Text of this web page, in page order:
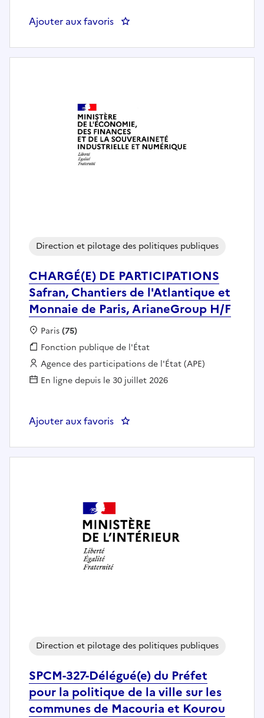
Ajouter aux favoris : Chef du bureau des affaires
CHARGÉ(E) DE PARTICIPATIONS
Safran, Chantiers de l'Atlantique et
Monnaie de Paris, ArianeGroup H/F
Direction et pilotage des politiques publiques
Localisation :
Paris(75)
Fonction publique :
Fonction publique de l'État
Employeur :
Agence des participations de l'État (APE)
En ligne depuis le 30 juillet 2026
Ajouter aux favoris : CHARGÉ(E) DE
SPCM-327-Délégué(e) du Préfet
pour la politique de la ville sur les
communes de Macouria et Kourou
Direction et pilotage des politiques publiques